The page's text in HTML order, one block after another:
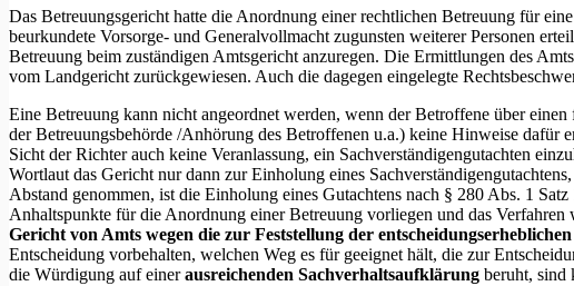
Das Betreuungsgericht hatte die Anordnung einer rechtlichen Betreuung für
beurkundete Vorsorge- und Generalvollmacht zugunsten weiterer Personen
Betreuung beim zuständigen Amtsgericht anzuregen. Die Ermittlungen des
vom Landgericht zurückgewiesen. Auch die dagegen eingelegte
Eine Betreuung kann nicht angeordnet werden, wenn der Betroffene über
der Betreuungsbehörde /Anhörung des Betroffenen u.a.) keine Hinweise dafür
Sicht der Richter auch keine Veranlassung, ein Sachverständigengutachten
Wortlaut das Gericht nur dann zur Einholung eines
Abstand genommen, ist die Einholung eines Gutachtens nach § 280 Abs. 1
Anhaltspunkte für die Anordnung einer Betreuung vorliegen und das
Gericht von Amts wegen die zur Feststellung der
Entscheidung vorbehalten, welchen Weg es für geeignet hält, die zur
die Würdigung auf einerausreichenden Sachverhaltsaufklärung beruht, sind